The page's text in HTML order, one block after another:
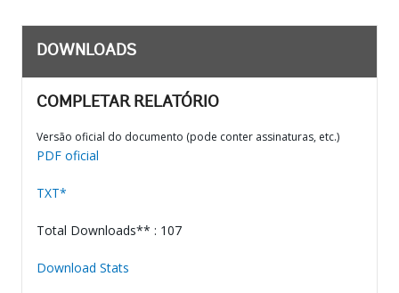
DOWNLOADS
COMPLETAR RELATÓRIO
Versão oficial do documento (pode conter assinaturas, etc.)
PDF oficial
TXT*
Total Downloads** : 107
Download Stats